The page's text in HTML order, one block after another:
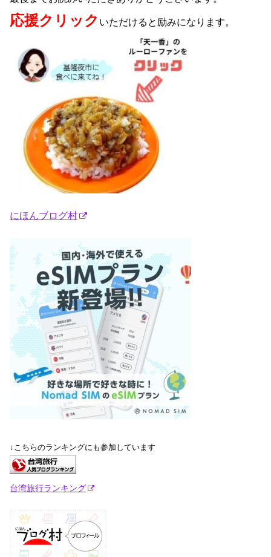
応援クリック いただけると励みになります。
にほんブログ村
↓こちらのランキングにも参加しています
台湾旅行ランキング